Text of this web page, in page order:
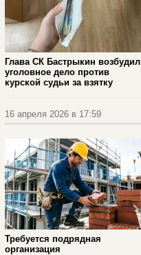
Глава СК Бастрыкин возбудил
уголовное дело против
курской судьи за взятку
16 апреля 2026 в 17:59
Требуется подрядная
организация